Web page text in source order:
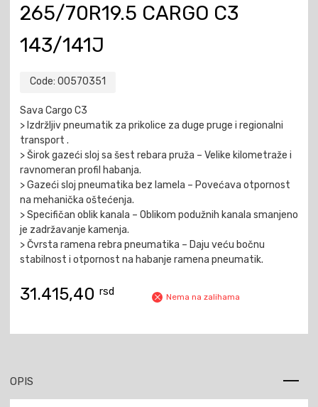
265/70R19.5 CARGO C3
143/141J
Code: 00570351
Sava Cargo C3
> Izdržljiv pneumatik za prikolice za duge pruge i regionalni
transport .
> Širok gazeći sloj sa šest rebara pruža – Velike kilometraže i
ravnomeran profil habanja.
> Gazeći sloj pneumatika bez lamela – Povećava otpornost
na mehanička oštećenja.
> Specifičan oblik kanala – Oblikom podužnih kanala smanjeno
je zadržavanje kamenja.
> Čvrsta ramena rebra pneumatika – Daju veću bočnu
stabilnost i otpornost na habanje ramena pneumatik.
31.415,40 rsd Nema na zalihama
OPIS